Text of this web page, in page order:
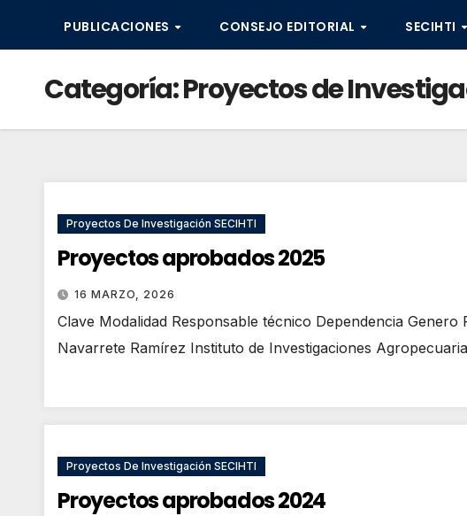
PUBLICACIONES CONSEJO EDITORIAL SECIHTI
Categoría:Proyectos de
Proyectos De Investigación SECIHTI
Proyectos aprobados 2025
16 MARZO, 2026
Clave Modalidad Responsable técnico Dependencia
Navarrete Ramírez Instituto de Investigaciones
Proyectos De Investigación SECIHTI
Proyectos aprobados 2024